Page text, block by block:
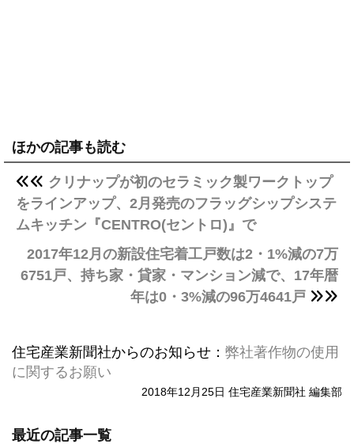
ほかの記事も読む
クリナップが初のセラミック製ワークトップ
をラインアップ、2月発売のフラッグシップシステ
ムキッチン『CENTRO(セントロ)』で
2017年12月の新設住宅着工戸数は2・1%減の7万
6751戸、持ち家・貸家・マンション減で、17年暦
年は0・3%減の96万4641戸
住宅産業新聞社からのお知らせ： 弊社著作物の使用
に関するお願い
2018年12月25日 住宅産業新聞社 編集部
最近の記事一覧